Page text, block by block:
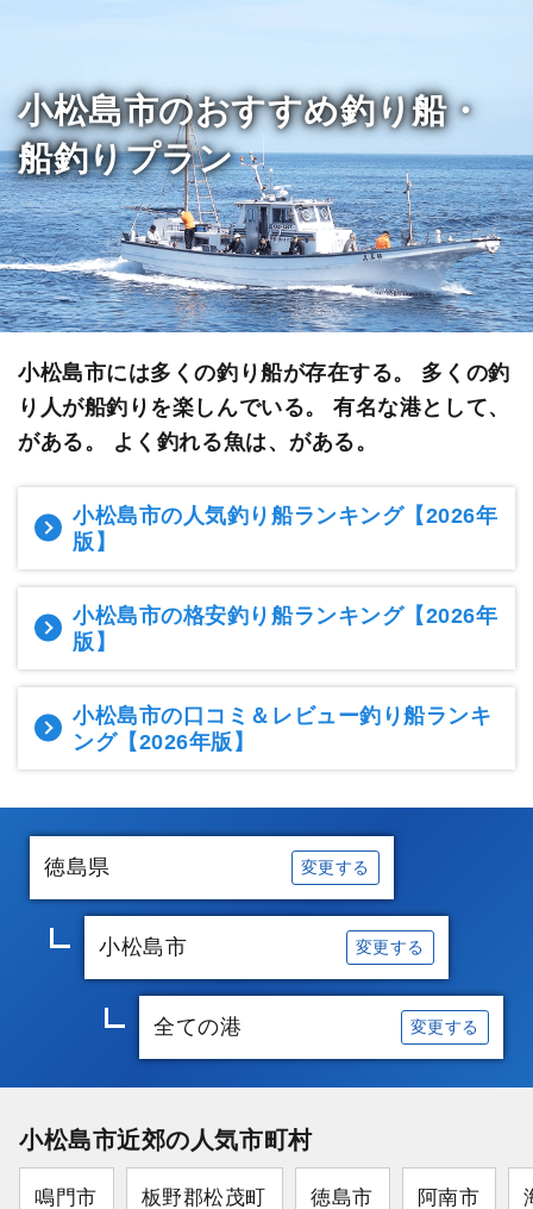
小松島市のおすすめ釣り船・
船釣りプラン
小松島市には多くの釣り船が存在する。 多くの釣
り人が船釣りを楽しんでいる。有名な港として、
がある。 よく釣れる魚は、がある。
小松島市の人気釣り船ランキング【2026年
版】
小松島市の格安釣り船ランキング【2026年
版】
小松島市の口コミ＆レビュー釣り船ランキ
ング【2026年版】
徳島県 変更する
小松島市 変更する
全ての港 変更する
小松島市近郊の人気市町村
鳴門市 板野郡松茂町 徳島市 阿南市